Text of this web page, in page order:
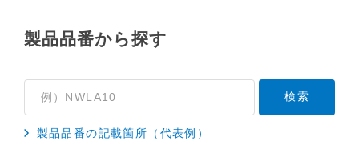
ている専用の製品（レンタル品）につきましては、
い合わせくださいますようお願いします。
本サイトに情報を掲載する際には、細心の注意を払
製品品番から探す
製品品番の記載箇所（代表例）